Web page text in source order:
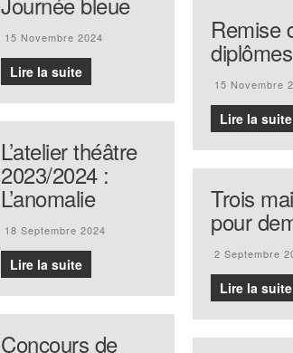
15 Novembre 2024
Lire la suite
Remise
diplômes
15 Novembre
Lire la suite
L’atelier théâtre
2023/2024 :
L’anomalie
18 Septembre 2024
Lire la suite
Trois
pour
2 Septembre
Lire la suite
Concours de